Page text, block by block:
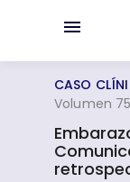
CASO
Volumen